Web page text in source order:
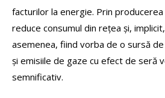
facturilor la energie. Prin
reduce consumul din rețea și,
asemenea, fiind vorba de o sursă
şi emisiile de gaze cu efect de seră
semnificativ.